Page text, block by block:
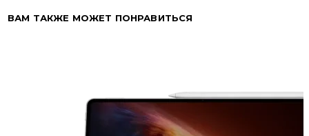
ВАМ ТАКЖЕ МОЖЕТ ПОНРАВИТЬСЯ